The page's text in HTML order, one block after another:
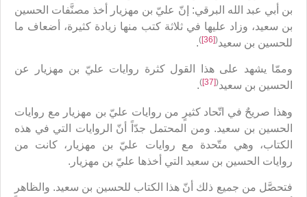
بن أبي عبد الله البرقي: إنّ عليّ بن مهزيار أخذ مصنَّفات الحسين
بن سعيد، وزاد عليها في ثلاثة كتب منها زيادة كثيرة، أضعاف ما
للحسين بن سعيد(
[36]
)
.
وممّا يشهد على هذا القول كثرة روايات عليّ بن مهزيار عن
الحسين بن سعيد(
[37]
)
.
وهذا صريحٌ في اتّحاد كثيرٍ من روايات عليّ بن مهزيار مع روايات
الحسين بن سعيد. ومن المحتمل جدّاً أنّ الروايات التي في هذه
الكتاب، وهي متّحدة مع روايات عليّ بن مهزيار، كانت من
روايات الحسين بن سعيد التي أخذها عليّ بن مهزيار.
فتحصَّل من جميع ذلك أنّ هذا الكتاب للحسين بن سعيد. والظاهر